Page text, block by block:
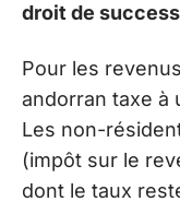
droit de
Pour les
andorran taxe à
Les non-
(impôt sur le
dont le taux